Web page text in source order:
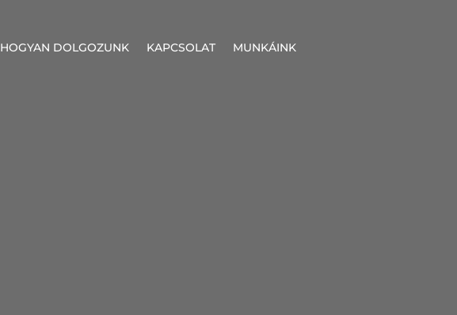
HOGYAN DOLGOZUNK KAPCSOLAT MUNKÁINK